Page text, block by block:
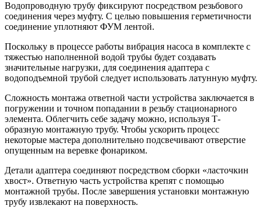
Водопроводную трубу фиксируют посредством резьбового
соединения через муфту. С целью повышения герметичности
соединение уплотняют ФУМ лентой.
Поскольку в процессе работы вибрация насоса в комплекте с
тяжестью наполненной водой трубы будет создавать
значительные нагрузки, для соединения адаптера с
водоподъемной трубой следует использовать латунную муфту.
Сложность монтажа ответной части устройства заключается в
погружении и точном попадании в резьбу стационарного
элемента. Облегчить себе задачу можно, используя Т-
образную монтажную трубу. Чтобы ускорить процесс
некоторые мастера дополнительно подсвечивают отверстие
опущенным на веревке фонариком.
Детали адаптера соединяют посредством сборки «ласточкин
хвост». Ответную часть устройства крепят с помощью
монтажной трубы. После завершения установки монтажную
трубу извлекают на поверхность.